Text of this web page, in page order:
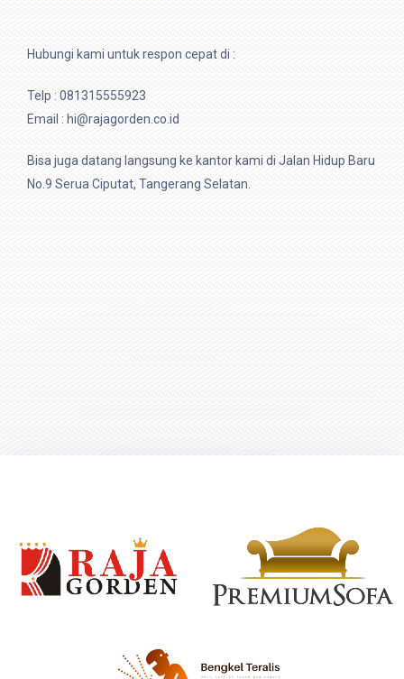
Hubungi kami untuk respon cepat di :
Telp :081315555923
Email : hi@rajagorden.co.id
Bisa juga datang langsung ke kantor kami di Jalan Hidup Baru
No.9 Serua Ciputat, Tangerang Selatan.